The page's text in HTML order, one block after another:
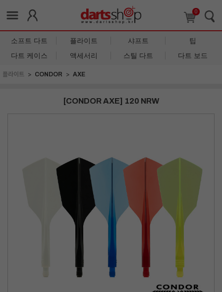
0
소프트 다트 플라이트 샤프트
팁
다트 케이스
액세서리 스틸 다트 다트 보드
플라이트 CONDOR AXE
[CONDOR AXE] 120 NRW